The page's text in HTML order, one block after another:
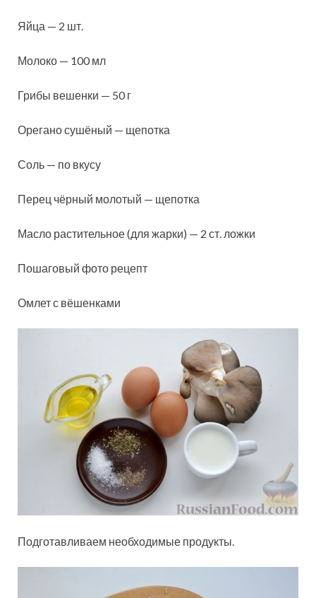
Яйца — 2 шт.
Молоко — 100 мл
Грибы вешенки — 50 г
Орегано сушёный — щепотка
Соль — по вкусу
Перец чёрный молотый — щепотка
Масло растительное (для жарки) — 2 ст. ложки
Пошаговый фото рецепт
Омлет с вёшенками
Подготавливаем необходимые продукты.